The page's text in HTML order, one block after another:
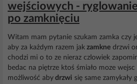
wejściowych -
po zamknięciu
Witam mam pytanie szukam zamka czy
aby za każdym razem jak zamkne drzwi
chodzi mi o to ze nieraz czlowiek
bedac na piętrze ktoś śmiało moze
możliwość aby drzwi się same zamykały